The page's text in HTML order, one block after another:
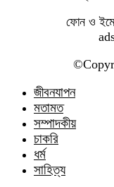
ফোন ও
জীবনযাপন
মতামত
সম্পাদকীয়
চাকরি
ধর্ম
সাহিত্য